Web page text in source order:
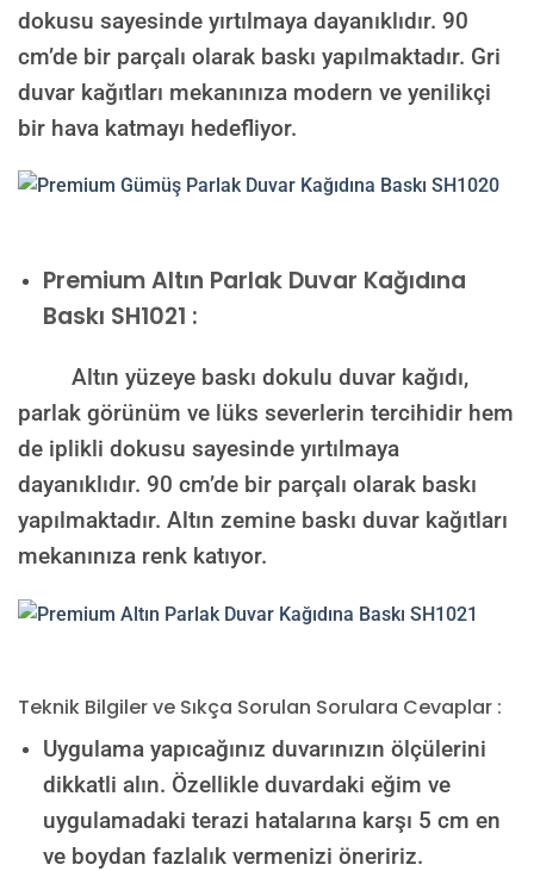
dokusu sayesinde yırtılmaya dayanıklıdır. 90
cm’de bir parçalı olarak baskı yapılmaktadır. Gri
duvar kağıtları mekanınıza modern ve yenilikçi
bir hava katmayı hedefliyor.
PremiumAltın Parlak Duvar Kağıdına
Baskı SH1021 :
Altın yüzeye baskı dokulu duvar kağıdı,
parlak görünüm ve lüks severlerin tercihidir hem
de iplikli dokusu sayesinde yırtılmaya
dayanıklıdır. 90 cm’de bir parçalı olarak baskı
yapılmaktadır. Altın zemine baskı duvar kağıtları
mekanınıza renk katıyor.
Teknik Bilgiler ve Sıkça Sorulan Sorulara Cevaplar :
Uygulama yapıcağınız duvarınızın ölçülerini
dikkatli alın. Özellikle duvardaki eğim ve
uygulamadaki terazi hatalarına karşı 5 cm en
ve boydan fazlalık vermenizi öneririz.